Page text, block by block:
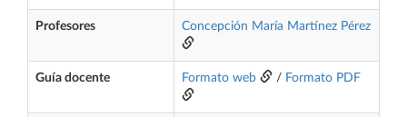
Profesores Concepción María Martínez Pérez
Guía docente Formato web / Formato PDF